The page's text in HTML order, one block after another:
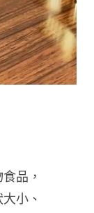
品，
小、